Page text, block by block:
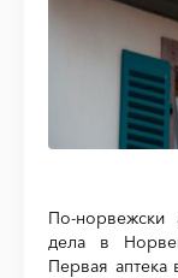
По-норвежски
дела в
Первая аптека